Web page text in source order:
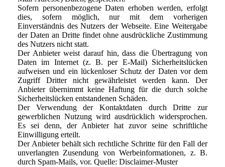
Sofern personenbezogene Daten erhoben werden, erfolgt
dies, sofern möglich, nur mit dem vorherigen
Einverständnis des Nutzers der Webseite. Eine Weitergabe
der Daten an Dritte findet ohne ausdrückliche Zustimmung
des Nutzers nicht statt.
Der Anbieter weist darauf hin, dass die Übertragung von
Daten im Internet (z. B. per E-Mail) Sicherheitslücken
aufweisen und ein lückenloser Schutz der Daten vor dem
Zugriff Dritter nicht gewährleistet werden kann. Der
Anbieter übernimmt keine Haftung für die durch solche
Sicherheitslücken entstandenen Schäden.
Der Verwendung der Kontaktdaten durch Dritte zur
gewerblichen Nutzung wird ausdrücklich widersprochen.
Es sei denn, der Anbieter hat zuvor seine schriftliche
Einwilligung erteilt.
Der Anbieter behält sich rechtliche Schritte für den Fall der
unverlangten Zusendung von Werbeinformationen, z. B.
durch Spam-Mails, vor. Quelle: Disclaimer-Muster